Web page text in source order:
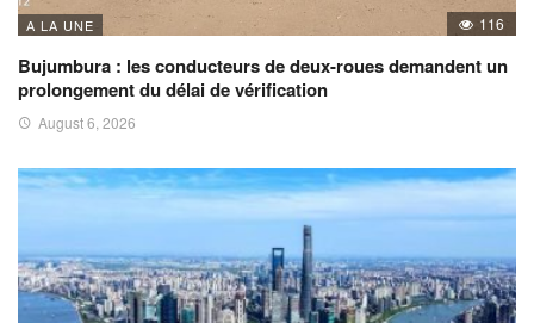
A LA UNE 116
Bujumbura : les conducteurs de deux-roues demandent un
prolongement du délai de vérification
August 6, 2026